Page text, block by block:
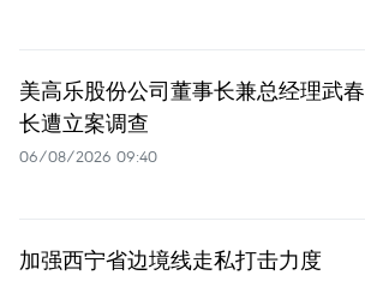
美高乐股份公司董事长兼总经理武春
长遭立案调查
06/08/2026 09:40
加强西宁省边境线走私打击力度